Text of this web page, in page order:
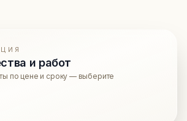
и работ
по цене и сроку — выберите